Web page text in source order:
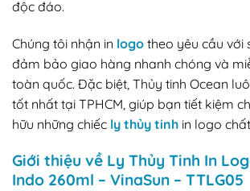
độc đáo.
Chúng tôi nhận in logo theo yêu cầu với
đảm bảo giao hàng nhanh chóng và
toàn quốc. Đặc biệt, Thủy tinh Ocean
tốt nhất tại TPHCM, giúp bạn tiết kiệm
hữu những chiếc ly thủy tinh in logo
Giới thiệu về Ly Thủy Tinh In
Indo 260ml – VinaSun – TTLG05